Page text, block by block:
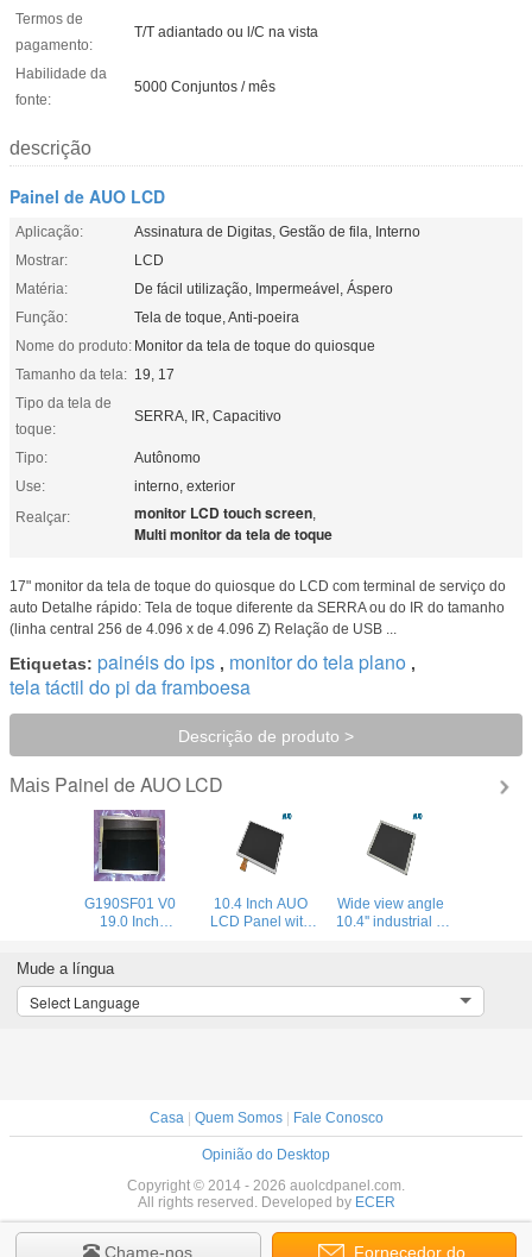
Termos de
pagamento:
T/T adiantado ou l/C na vista
Habilidade da
fonte:
5000 Conjuntos / mês
descrição
Painel de AUO LCD
Aplicação:
Assinatura de Digitas, Gestão de fila, Interno
Mostrar:
LCD
Matéria:
De fácil utilização, Impermeável, Áspero
Função:
Tela de toque, Anti-poeira
Nome do produto: Monitor da tela de toque do quiosque
Tamanho da tela: 19, 17
Tipo da tela de
toque:
SERRA, IR, Capacitivo
Tipo:
Autônomo
Use:
interno, exterior
Realçar:
monitor LCD touch screen,
Multi monitor da tela de toque
17" monitor da tela de toque do quiosque do LCD com terminal de serviço do
auto Detalhe rápido: Tela de toque diferente da SERRA ou do IR do tamanho
(linha central 256 de 4.096 x de 4.096 Z) Relação de USB ...
Etiquetas: painéis do ips , monitor do tela plano ,
tela táctil do pi da framboesa
Descrição de produto >
Mais Painel de AUO LCD
G190SF01 V0
19.0 Inch
Display Panels
1680 ( RGB ) x
342
10.4 Inch AUO
LCD Panel with
A104SN03 V1
Wide view angle
10.4'' industrial tft
Chame-nos Fornecedor do
Mude a língua
Select Language
Casa| Quem Somos| Fale Conosco
Opinião do Desktop
Copyright © 2014 - 2026 auolcdpanel.com.
All rights reserved. Developed by ECER